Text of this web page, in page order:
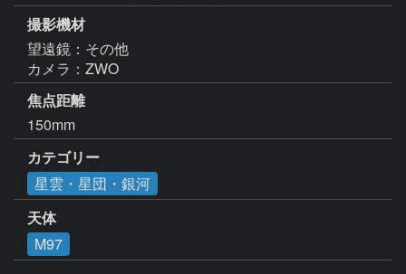
撮影機材
望遠鏡：その他
カメラ：ZWO
焦点距離
150mm
カテゴリー
星雲・星団・銀河
天体
M97